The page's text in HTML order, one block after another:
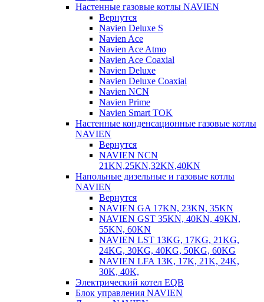
Настенные газовые котлы NAVIEN
Вернутся
Navien Deluxe S
Navien Ace
Navien Ace Atmo
Navien Ace Coaxial
Navien Deluxe
Navien Deluxe Coaxial
Navien NCN
Navien Prime
Navien Smart TOK
Настенные конденсационные газовые котлы
NAVIEN
Вернутся
NAVIEN NCN
21KN,25KN,32KN,40KN
Напольные дизельные и газовые котлы
NAVIEN
Вернутся
NAVIEN GA 17KN, 23KN, 35KN
NAVIEN GST 35KN, 40KN, 49KN,
55KN, 60KN
NAVIEN LST 13KG, 17KG, 21KG,
24KG, 30KG, 40KG, 50KG, 60KG
NAVIEN LFA 13K, 17K, 21K, 24K,
30K, 40K,
Электрический котел EQB
Блок управления NAVIEN